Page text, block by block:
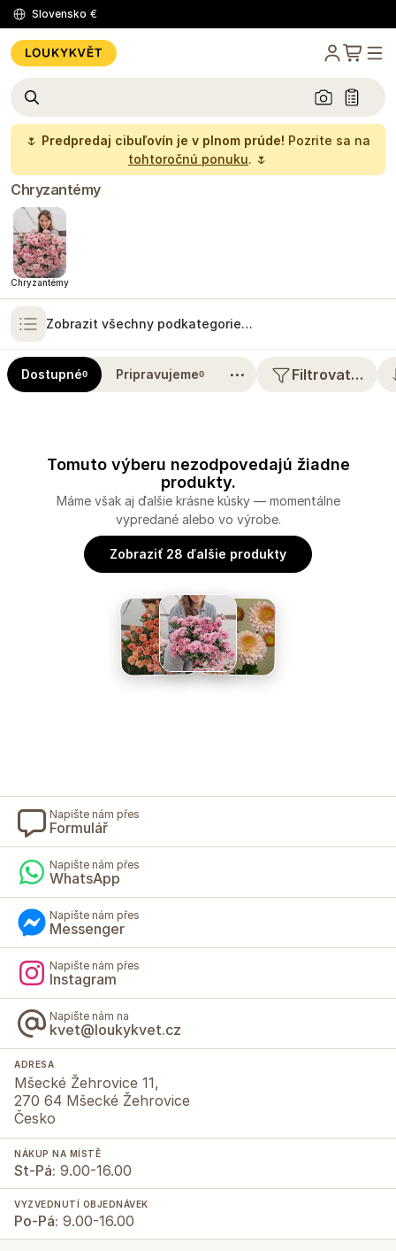
Slovensko €
🌷 Predpredaj cibuľovín je v plnom prúde! Pozrite sa na
tohtoročnú ponuku. 🌷
Chryzantémy
Chryzantémy
Zobrazit všechny podkategorie…
Dostupné0 Pripravujeme0 ⋯ Filtrovat…
Tomuto výberu nezodpovedajú žiadne
produkty.
Máme však aj ďalšie krásne kúsky — momentálne
vypredané alebo vo výrobe.
Zobraziť 28 ďalšie produkty
Napište nám přes
Formulář
Napište nám přes
WhatsApp
Napište nám přes
Messenger
Napište nám přes
Instagram
Napište nám na
kvet@loukykvet.cz
ADRESA
Mšecké Žehrovice 11,
270 64 Mšecké Žehrovice
Česko
NÁKUP NA MÍSTĚ
St-Pá: 9.00-16.00
VYZVEDNUTÍ OBJEDNÁVEK
Po-Pá: 9.00-16.00